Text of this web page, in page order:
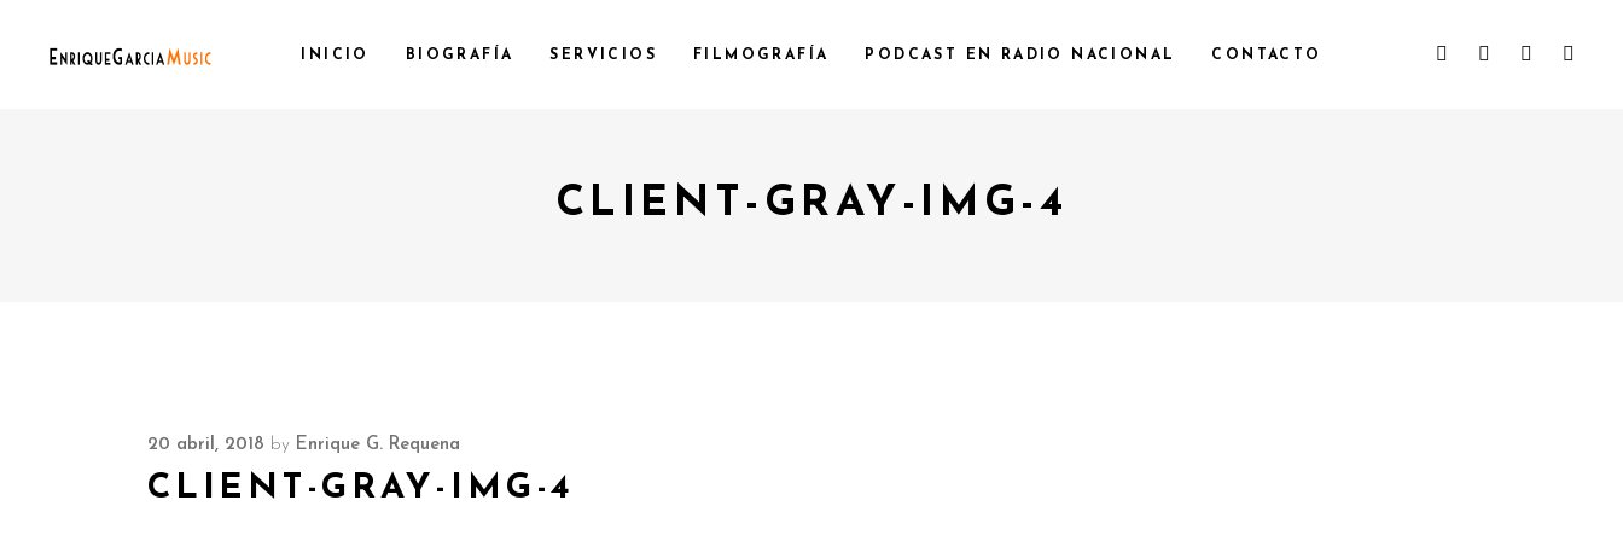
INICIO BIOGRAFÍA SERVICIOS FILMOGRAFÍA PODCAST EN RADIO NACIONAL CONTACTO
CLIENT-GRAY-IMG-4
20 abril, 2018 by Enrique G. Requena
CLIENT-GRAY-IMG-4